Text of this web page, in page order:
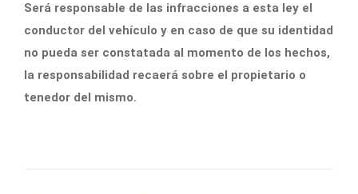
Será responsable de las infracciones a esta ley el
conductor del vehículo y en caso de que su identidad
no pueda ser constatada al momento de los hechos,
la responsabilidad recaerá sobre el propietario o
tenedor del mismo.